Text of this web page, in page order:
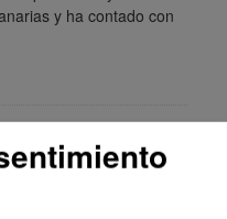
y ha contado con
Vilaflor
del municipio de
y mantenida por el